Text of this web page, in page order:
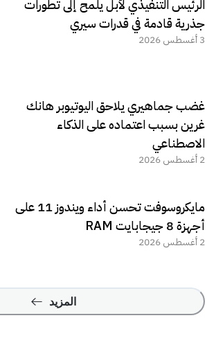
الرئيس التنفيذي لأبل يلمح إلى تطورات
جذرية قادمة في قدرات سيري
3 أغسطس 2026
غضب جماهيري يلاحق اليوتيوبر هانك
غرين بسبب اعتماده على الذكاء
الاصطناعي
2 أغسطس 2026
مايكروسوفت تحسن أداء ويندوز 11 على
أجهزة 8 جيجابايت RAM
2 أغسطس 2026
المزيد